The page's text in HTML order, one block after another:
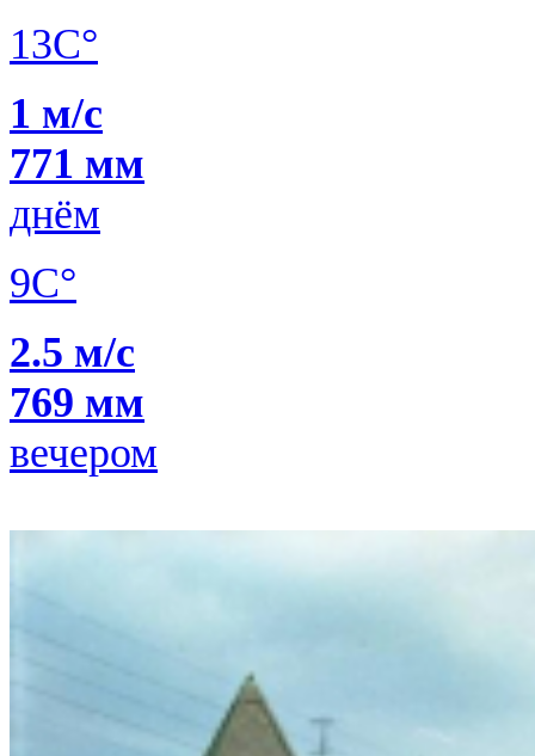
13C°
1 м/с
771 мм
днём
9C°
2.5 м/с
769 мм
вечером